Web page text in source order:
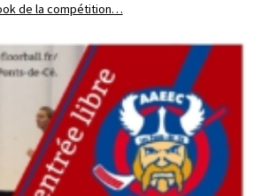
de la compétition…